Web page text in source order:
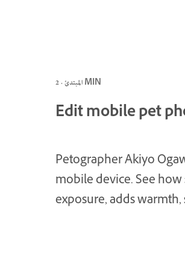
المبتدئ · 2 MIN
Edit mobile pet
Petographer Akiyo
mobile device. See
exposure, adds